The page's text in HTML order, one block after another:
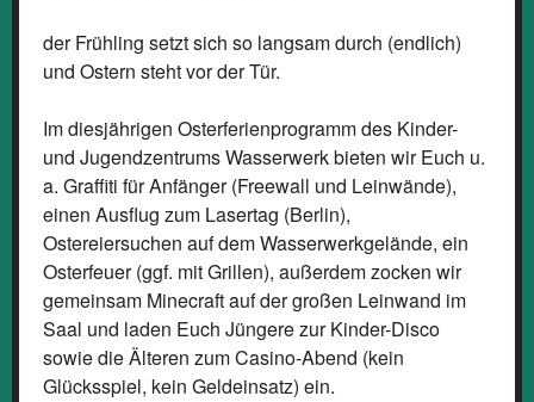
der Frühling setzt sich so langsam durch (endlich)
und Ostern steht vor der Tür.
Im diesjährigen Osterferienprogramm des Kinder-
und Jugendzentrums Wasserwerk bieten wir Euch u.
a. Graffiti für Anfänger (Freewall und Leinwände),
einen Ausflug zum Lasertag (Berlin),
Ostereiersuchen auf dem Wasserwerkgelände, ein
Osterfeuer (ggf. mit Grillen), außerdem zocken wir
gemeinsam Minecraft auf der großen Leinwand im
Saal und laden Euch Jüngere zur Kinder-Disco
sowie die Älteren zum Casino-Abend (kein
Glücksspiel, kein Geldeinsatz) ein.